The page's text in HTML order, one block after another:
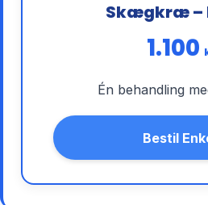
Skægkræ –
1.100
Én behandling
Bestil